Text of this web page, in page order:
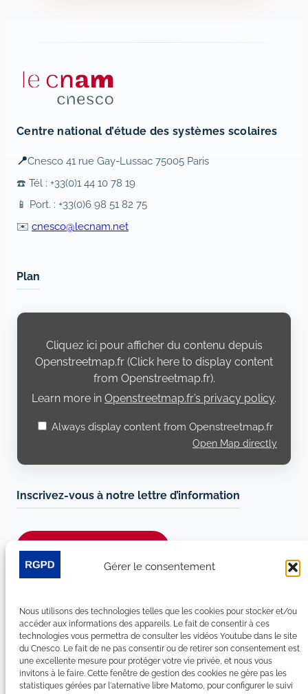
Gérer le consentement
Nous utilisons des technologies telles que les cookies pour stocker et/ou
accéder aux informations des appareils. Le fait de consentir à ces
technologies vous permettra de consulter les vidéos Youtube dans le site
du Cnesco. Le fait de ne pas consentir ou de retirer son consentement est
une excellente mesure pour protéger votre vie privée, et nous vous
invitons à le faire. Cette fenêtre de gestion des cookies ne gère pas les
statistiques gérées par l'aternative libre Matomo, pour configurer le suivi
Centre national d’étude des systèmes scolaires
📍Cnesco 41 rue Gay-Lussac 75005 Paris
☎️ Tél : +33(0)1 44 10 78 19
📱 Port. : +33(0)6 98 51 82 75
✉️ cnesco@lecnam.net
Plan
Display
Openstreetmap.fr
Cliquez ici pour afficher du contenu depuis
Openstreetmap.fr (Click here to display content
from Openstreetmap.fr).
Learn more in Openstreetmap.fr’s privacy policy.
Always display content from Openstreetmap.fr
Open Map directly
Inscrivez-vous à notre lettre d’information
LinkedIn
YouTube
Facebook
Bluesky